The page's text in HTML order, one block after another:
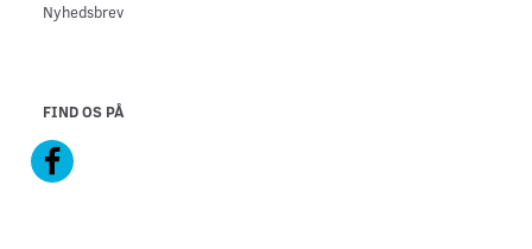
Nyhedsbrev
FIND OS PÅ